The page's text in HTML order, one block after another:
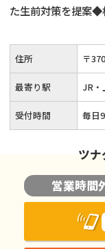
た生前対策を提案◆
対応◆国税の資産
年の経験を生かし
入られにくい申告
住所 〒370
最寄り駅 JR
受付時間 毎日
ツ
営業時間